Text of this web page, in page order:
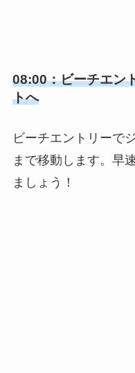
08:00：ビーチエン
トへ
ビーチエントリーで
まで移動します。早
ましょう！